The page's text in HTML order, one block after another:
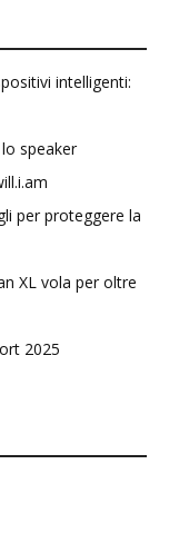
intelligenti:
speaker
per proteggere la
XL vola per oltre
2025